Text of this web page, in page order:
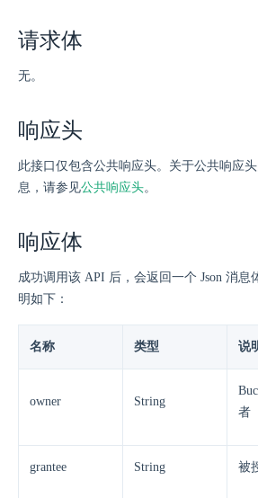
请求体
无。
响应头
此接口仅包含公共响应头。关于公共响应
息，请参见公共响应头。
响应体
成功调用该 API 后，会返回一个 Json 消息
明如下：
名称 类型 说
owner String
者
grantee String 被